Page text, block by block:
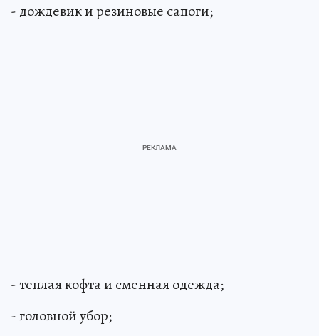
- дождевик и резиновые сапоги;
- теплая кофта и сменная одежда;
- головной убор;